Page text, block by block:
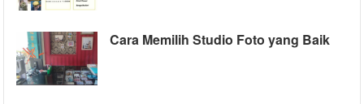
Cara Memilih Studio Foto yang Baik